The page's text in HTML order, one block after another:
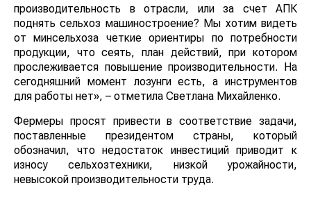
производительность в отрасли, или за счет АПК
поднять сельхоз машиностроение? Мы хотим видеть
от минсельхоза четкие ориентиры по потребности
продукции, что сеять, план действий, при котором
прослеживается повышение производительности. На
сегодняшний момент лозунги есть, а инструментов
для работы нет», – отметила Светлана Михайленко.
Фермеры просят привести в соответствие задачи,
поставленные президентом страны, который
обозначил, что недостаток инвестиций приводит к
износу сельхозтехники, низкой урожайности,
невысокой производительности труда.